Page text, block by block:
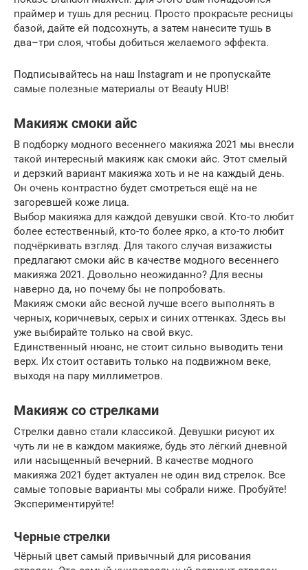
праймер и тушь для ресниц. Просто прокрасьте ресницы
базой, дайте ей подсохнуть, а затем нанесите тушь в
два–три слоя, чтобы добиться желаемого эффекта.
Подписывайтесь на наш Instagram и не пропускайте
самые полезные материалы от Beauty HUB!
Макияж смоки айс
В подборку модного весеннего макияжа 2021 мы внесли
такой интересный макияж как смоки айс. Этот смелый
и дерзкий вариант макияжа хоть и не на каждый день.
Он очень контрастно будет смотреться ещё на не
загоревшей коже лица.
Выбор макияжа для каждой девушки свой. Кто-то любит
более естественный, кто-то более ярко, а кто-то любит
подчёркивать взгляд. Для такого случая визажисты
предлагают смоки айс в качестве модного весеннего
макияжа 2021. Довольно неожиданно? Для весны
наверно да, но почему бы не попробовать.
Макияж смоки айс весной лучше всего выполнять в
черных, коричневых, серых и синих оттенках. Здесь вы
уже выбирайте только на свой вкус.
Единственный нюанс, не стоит сильно выводить тени
верх. Их стоит оставить только на подвижном веке,
выходя на пару миллиметров.
Макияж со стрелками
Стрелки давно стали классикой. Девушки рисуют их
чуть ли не в каждом макияже, будь это лёгкий дневной
или насыщенный вечерний. В качестве модного
макияжа 2021 будет актуален не один вид стрелок. Все
самые топовые варианты мы собрали ниже. Пробуйте!
Экспериментируйте!
Черные стрелки
Чёрный цвет самый привычный для рисования